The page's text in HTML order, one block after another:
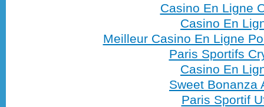
Casino En Ligne
Casino En
Meilleur Casino En Ligne
Paris Sportifs
Casino En
Sweet Bonanza
Paris Sportif